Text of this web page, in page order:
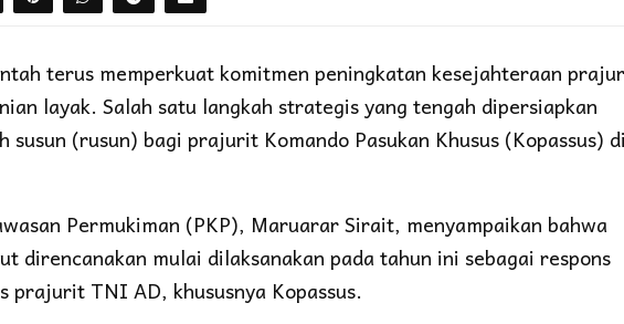
terus memperkuat komitmen peningkatan kesejahteraan
layak. Salah satu langkah strategis yang tengah dipersiapkan
susun (rusun) bagi prajurit Komando Pasukan Khusus (Kopassus)
Permukiman (PKP), Maruarar Sirait, menyampaikan bahwa
direncanakan mulai dilaksanakan pada tahun ini sebagai respons
prajurit TNI AD, khususnya Kopassus.